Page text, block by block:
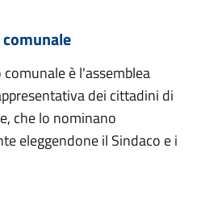
comunale è l'assemblea
dei cittadini di
che lo nominano
eleggendone il Sindaco e i